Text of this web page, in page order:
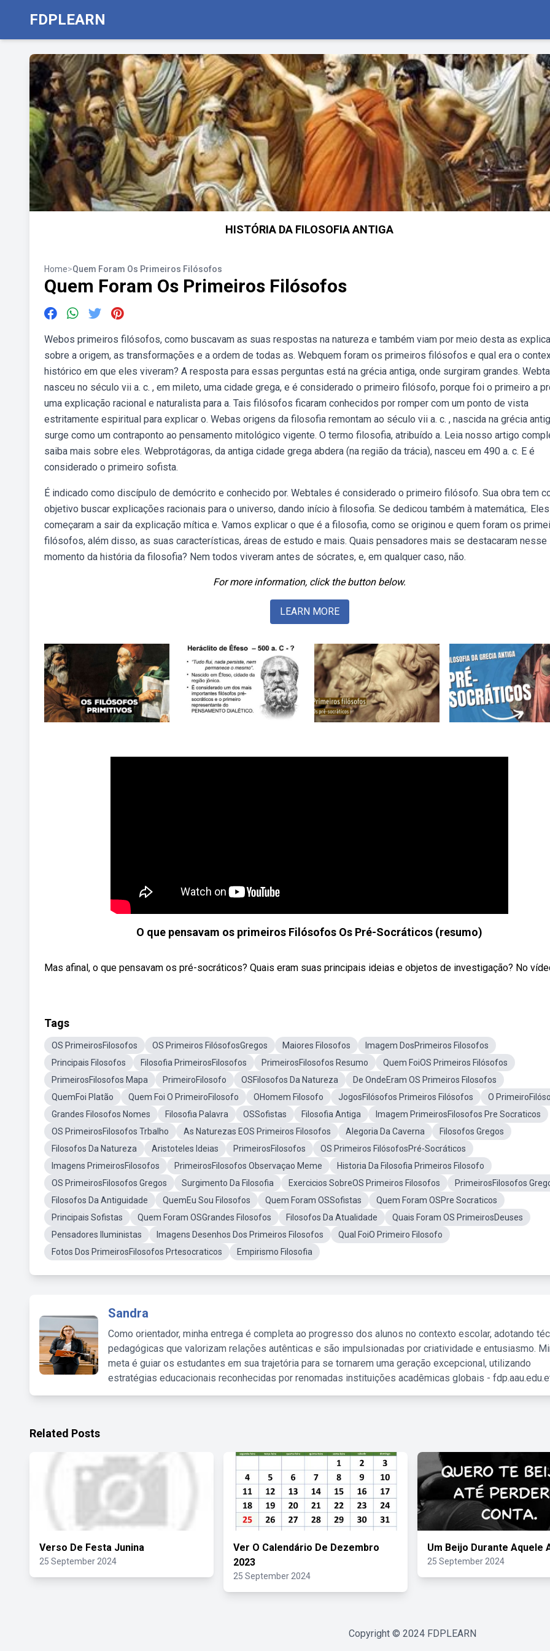
FDPLEARN
HISTÓRIA DA FILOSOFIA ANTIGA
Home>Quem Foram Os Primeiros Filósofos
Quem Foram Os Primeiros Filósofos
Webos primeiros filósofos, como buscavam as suas respostas na natureza e também viam por meio desta as
sobre a origem, as transformações e a ordem de todas as. Webquem foram os primeiros filósofos e qual era o
histórico em que eles viveram? A resposta para essas perguntas está na grécia antiga, onde surgiram grandes.
nasceu no século vii a. c. , em mileto, uma cidade grega, e é considerado o primeiro filósofo, porque foi o primeiro a
uma explicação racional e naturalista para a. Tais filósofos ficaram conhecidos por romper com um ponto de vista
estritamente espiritual para explicar o. Webas origens da filosofia remontam ao século vii a. c. , nascida na grécia
surge como um contraponto ao pensamento mitológico vigente. O termo filosofia, atribuído a. Leia nosso artigo
saiba mais sobre eles. Webprotágoras, da antiga cidade grega abdera (na região da trácia), nasceu em 490 a. c. E é
considerado o primeiro sofista.
É indicado como discípulo de demócrito e conhecido por. Webtales é considerado o primeiro filósofo. Sua obra tem
objetivo buscar explicações racionais para o universo, dando início à filosofia. Se dedicou também à matemática,. Eles
começaram a sair da explicação mítica e. Vamos explicar o que é a filosofia, como se originou e quem foram os
filósofos, além disso, as suas características, áreas de estudo e mais. Quais pensadores mais se destacaram nesse
momento da história da filosofia? Nem todos viveram antes de sócrates, e, em qualquer caso, não.
For more information, click the button below.
LEARN MORE
O que pensavam os primeiros Filósofos Os Pré-Socráticos (resumo)
Mas afinal, o que pensavam os pré-socráticos? Quais eram suas principais ideias e objetos de investigação? No
Tags
OS PrimeirosFilosofos OS Primeiros FilósofosGregos Maiores Filosofos
Imagem DosPrimeiros Filosofos
Principais Filosofos
Filosofia PrimeirosFilosofos PrimeirosFilosofos Resumo
Quem FoiOS Primeiros Filósofos
PrimeirosFilosofos Mapa
PrimeiroFilosofo OSFilosofos Da Natureza
De OndeEram OS Primeiros Filosofos
QuemFoi Platão
Quem Foi O PrimeiroFilosofo OHomem Filosofo JogosFilósofos Primeiros Filósofos
O
Grandes Filosofos Nomes
Filosofia Palavra OSSofistas Filosofia Antiga
Imagem PrimeirosFilosofos Pre Socraticos
OS PrimeirosFilosofos Trbalho
As Naturezas EOS Primeiros Filosofos Alegoria Da Caverna
Filosofos Gregos
Filosofos Da Natureza
Aristoteles Ideias PrimeirosFilosofos
OS Primeiros FilósofosPré-Socráticos
Imagens PrimeirosFilosofos
PrimeirosFilosofos Observaçao Meme
Historia Da Filosofia Primeiros Filosofo
OS PrimeirosFilosofos Gregos
Surgimento Da Filosofia Exercicios SobreOS Primeiros Filosofos
PrimeirosFilosofos
Filosofos Da Antiguidade
QuemEu Sou Filosofos Quem Foram OSSofistas
Quem Foram OSPre Socraticos
Principais Sofistas
Quem Foram OSGrandes Filosofos Filosofos Da Atualidade
Quais Foram OS PrimeirosDeuses
Pensadores Iluministas
Imagens Desenhos Dos Primeiros Filosofos
Qual FoiO Primeiro Filosofo
Fotos Dos PrimeirosFilosofos Prtesocraticos
Empirismo Filosofia
Sandra
Como orientador, minha entrega é completa ao progresso dos alunos no contexto escolar, adotando
pedagógicas que valorizam relações autênticas e são impulsionadas por criatividade e entusiasmo.
meta é guiar os estudantes em sua trajetória para se tornarem uma geração excepcional, utilizando
estratégias educacionais reconhecidas por renomadas instituições acadêmicas globais -
Related Posts
Verso De Festa Junina
25 September 2024
Ver O Calendário De Dezembro
2023
25 September 2024
Um Beijo Durante Aquele
25 September 2024
Copyright © 2024 FDPLEARN